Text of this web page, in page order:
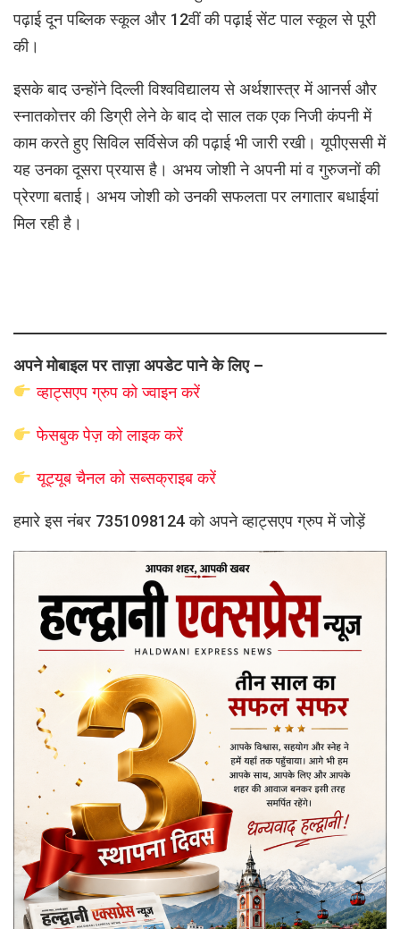
पढ़ाई दून पब्लिक स्कूल और 12वीं की पढ़ाई सेंट पाल स्कूल से पूरी
की।
इसके बाद उन्होंने दिल्ली विश्वविद्यालय से अर्थशास्त्र में आनर्स और
स्नातकोत्तर की डिग्री लेने के बाद दो साल तक एक निजी कंपनी में
काम करते हुए सिविल सर्विसेज की पढ़ाई भी जारी रखी। यूपीएससी में
यह उनका दूसरा प्रयास है। अभय जोशी ने अपनी मां व गुरुजनों की
प्रेरणा बताई। अभय जोशी को उनकी सफलता पर लगातार बधाईयां
मिल रही है।
अपने मोबाइल पर ताज़ा अपडेट पाने के लिए –
व्हाट्सएपग्रुप कोज्वाइन करें
फेसबुक पेज़ को लाइक करें
यूट्यूब चैनल को सब्सक्राइब करें
हमारे इस नंबर 7351098124 को अपने व्हाट्सएप ग्रुप में जोड़ें